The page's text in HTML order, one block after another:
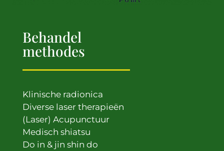
Behandel
methodes
Klinische radionica
Diverse laser therapieën
(Laser) Acupunctuur
Medisch shiatsu
Do in & jin shin do